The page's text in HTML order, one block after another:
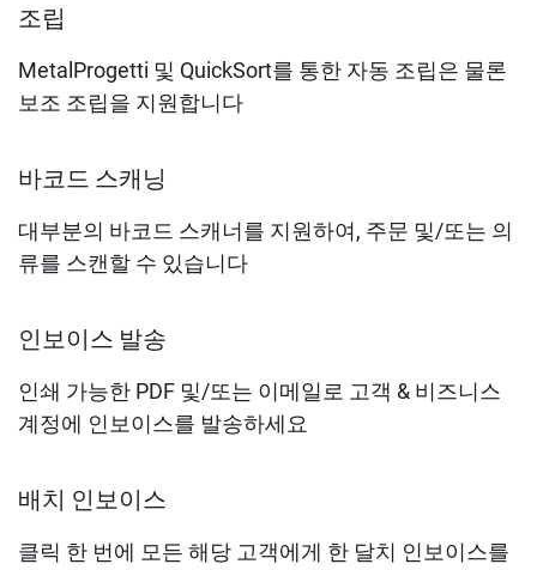
조립
MetalProgetti 및 QuickSort를 통한 자동 조립은 물론
보조 조립을 지원합니다
바코드 스캐닝
대부분의 바코드 스캐너를 지원하여, 주문 및/또는 의
류를 스캔할 수 있습니다
인보이스 발송
인쇄 가능한 PDF 및/또는 이메일로 고객 & 비즈니스
계정에 인보이스를 발송하세요
배치 인보이스
클릭 한 번에 모든 해당 고객에게 한 달치 인보이스를